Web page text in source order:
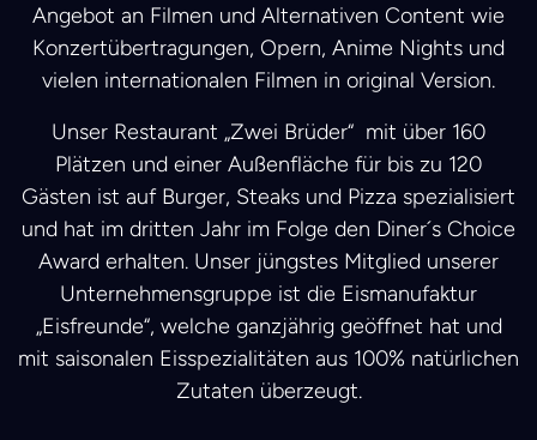
Angebot an Filmen und Alternativen Content wie
Konzertübertragungen, Opern, Anime Nights und
vielen internationalen Filmen in original Version.
Unser Restaurant „Zwei Brüder“ mit über 160
Plätzen und einer Außenfläche für bis zu 120
Gästen ist auf Burger, Steaks und Pizza spezialisiert
und hat im dritten Jahr im Folge den Diner´s Choice
Award erhalten. Unser jüngstes Mitglied unserer
Unternehmensgruppe ist die Eismanufaktur
„Eisfreunde“, welche ganzjährig geöffnet hat und
mit saisonalen Eisspezialitäten aus 100% natürlichen
Zutaten überzeugt.